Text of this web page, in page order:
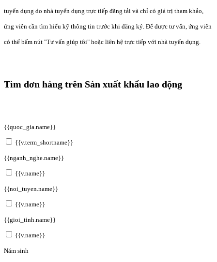
tuyển dụng do nhà tuyển dụng trực tiếp đăng tải và chỉ có giá trị tham khảo,
ứng viên cần tìm hiểu kỹ thông tin trước khi đăng ký. Để được tư vấn, ứng viên
có thể bấm nút "Tư vấn giúp tôi" hoặc liên hệ trực tiếp với nhà tuyển dụng.
Tìm đơn hàng trên Sàn xuất khẩu lao động
{{quoc_gia.name}}
{{v.term_shortname}}
{{nganh_nghe.name}}
{{v.name}}
{{noi_tuyen.name}}
{{v.name}}
{{gioi_tinh.name}}
{{v.name}}
Năm sinh